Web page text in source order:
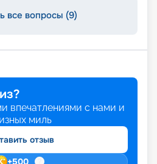
все вопросы (9)
впечатлениями с нами и
миль
отзыв
+500